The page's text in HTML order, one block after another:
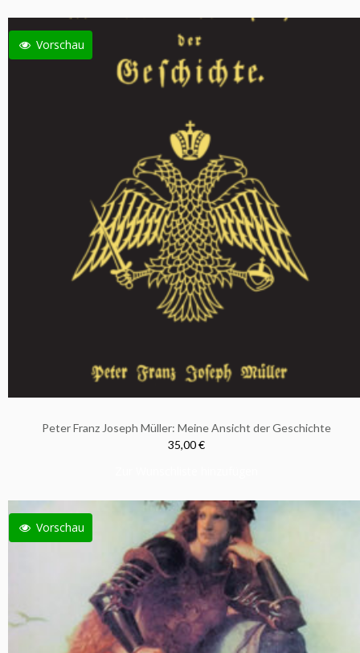
Vorschau
Peter Franz Joseph Müller: Meine Ansicht der Geschichte
35,00 €
Vorschau